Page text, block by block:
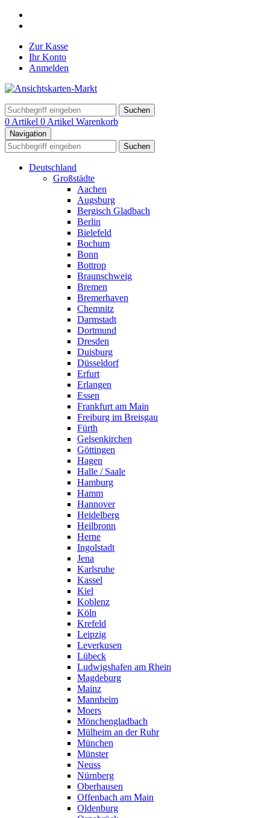
Zur Kasse
Ihr Konto
Anmelden
Suchen
0 Artikel 0 Artikel Warenkorb
Navigation
Suchen
Deutschland
Großstädte
Aachen
Augsburg
Bergisch Gladbach
Berlin
Bielefeld
Bochum
Bonn
Bottrop
Braunschweig
Bremen
Bremerhaven
Chemnitz
Darmstadt
Dortmund
Dresden
Duisburg
Düsseldorf
Erfurt
Erlangen
Essen
Frankfurt am Main
Freiburg im Breisgau
Fürth
Gelsenkirchen
Göttingen
Hagen
Halle / Saale
Hamburg
Hamm
Hannover
Heidelberg
Heilbronn
Herne
Ingolstadt
Jena
Karlsruhe
Kassel
Kiel
Koblenz
Köln
Krefeld
Leipzig
Leverkusen
Lübeck
Ludwigshafen am Rhein
Magdeburg
Mainz
Mannheim
Moers
Mönchengladbach
Mülheim an der Ruhr
München
Münster
Neuss
Nürnberg
Oberhausen
Offenbach am Main
Oldenburg